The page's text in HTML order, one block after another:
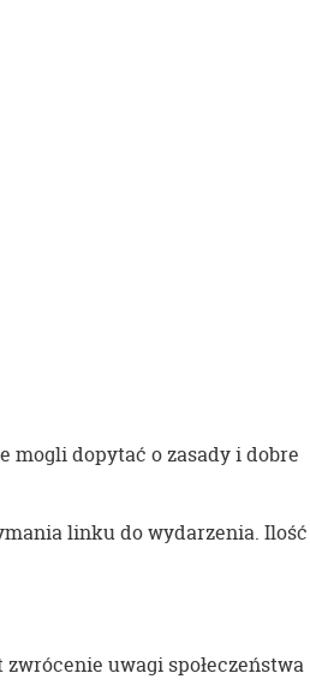
mogli dopytać o zasady i dobre
linku do wydarzenia. Ilość
uwagi społeczeństwa